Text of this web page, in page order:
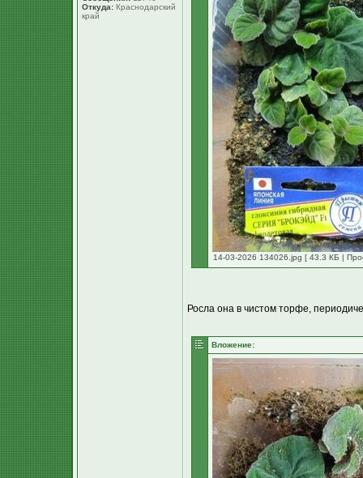
Откуда: Краснодарский
край
14-03-2026 134026.jpg [ 43.3 КБ |
Росла она в чистом торфе,
Вложение: